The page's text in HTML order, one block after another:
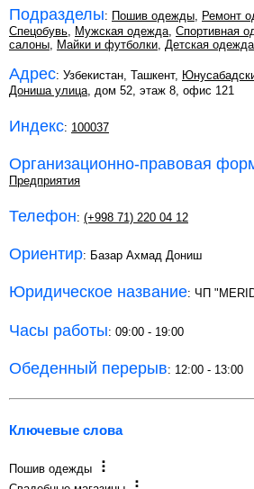
Подразделы: Пошив одежды, Ремонт
Спецобувь, Мужская одежда, Спортивная
салоны, Майки и футболки, Детская одежда
Адрес: Узбекистан, Ташкент,
Дониша улица, дом 52, этаж 8, офис 121
Индекс: 100037
Организационно-правовая
Предприятия
Телефон: (+998 71) 220 04 12
Ориентир: Базар Ахмад Дониш
Юридическое название: ЧП
Часы работы: 09:00 - 19:00
Обеденный перерыв: 12:00 - 13:00
Ключевые слова
Пошив одежды